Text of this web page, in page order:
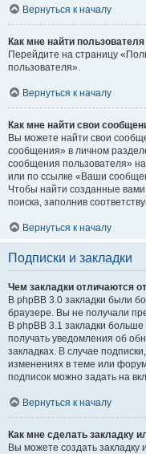
Вернуться к началу
Как мне найти
Перейдите на страницу
пользователя».
Вернуться к началу
Как мне найти свои
Вы можете найти свои
сообщения» в личном
сообщения пользователя»
или по ссылке «Ваши
Чтобы найти созданные
поиска, заполнив
Вернуться к началу
Подписки и закладки
Чем закладки отличаются
В phpBB 3.0 закладки были
браузере. Вы не получали
В phpBB 3.1 закладки
получать уведомления об
закладках. В случае
изменениях в теме или
подписок можно задать на
Вернуться к началу
Как мне сделать закладку
Вы можете создать